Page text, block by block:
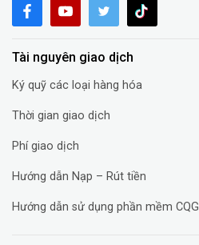
Tài nguyên giao dịch
Ký quỹ các loại hàng hóa
Thời gian giao dịch
Phí giao dịch
Hướng dẫn Nạp – Rút tiền
Hướng dẫn sử dụng phần mềm CQG